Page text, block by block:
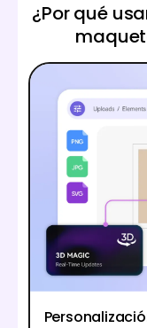
¿Por qué